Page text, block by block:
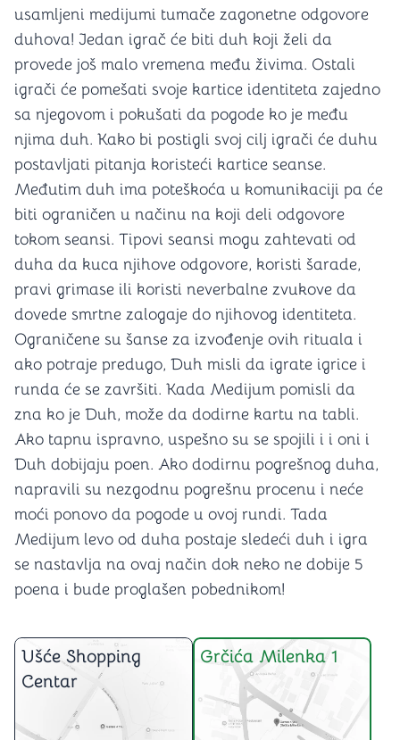
usamljeni medijumi tumače zagonetne odgovore
duhova! Jedan igrač će biti duh koji želi da
provede još malo vremena među živima. Ostali
igrači će pomešati svoje kartice identiteta zajedno
sa njegovom i pokušati da pogode ko je među
njima duh. Kako bi postigli svoj cilj igrači će duhu
postavljati pitanja koristeći kartice seanse.
Međutim duh ima poteškoća u komunikaciji pa će
biti ograničen u načinu na koji deli odgovore
tokom seansi. Tipovi seansi mogu zahtevati od
duha da kuca njihove odgovore, koristi šarade,
pravi grimase ili koristi neverbalne zvukove da
dovede smrtne zalogaje do njihovog identiteta.
Ograničene su šanse za izvođenje ovih rituala i
ako potraje predugo, Duh misli da igrate igrice i
runda će se završiti. Kada Medijum pomisli da
zna ko je Duh, može da dodirne kartu na tabli.
Ako tapnu ispravno, uspešno su se spojili i i oni i
Duh dobijaju poen. Ako dodirnu pogrešnog duha,
napravili su nezgodnu pogrešnu procenu i neće
moći ponovo da pogode u ovoj rundi. Tada
Medijum levo od duha postaje sledeći duh i igra
se nastavlja na ovaj način dok neko ne dobije 5
poena i bude proglašen pobednikom!
Ušće Shopping
Centar
Grčića Milenka 1